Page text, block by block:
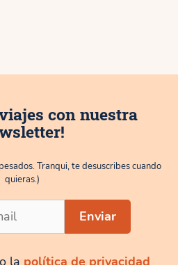
con nuestra
Tranqui, te desuscribes cuando
quieras.)